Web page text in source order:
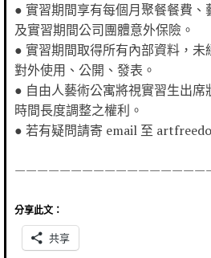
● 實習期間享有每個月聚餐餐費
及實習期間公司團體意外保險。
● 實習期間取得所有內部資料，
對外使用、公開、發表。
● 自由人藝術公寓將視實習生出席
時間長度調整之權利。
● 若有疑問請寄 email 至
分享此文：
共享